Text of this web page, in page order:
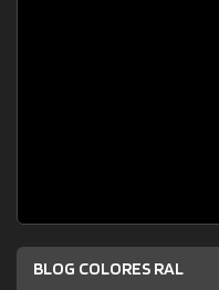
BLOG COLORES RAL